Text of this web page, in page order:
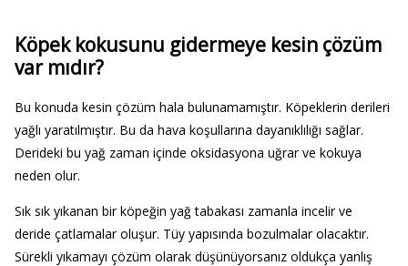
Köpek kokusunu gidermeye kesin çözüm
var mıdır?
Bu konuda kesin çözüm hala bulunamamıştır. Köpeklerin derileri
yağlı yaratılmıştır. Bu da hava koşullarına dayanıklılığı sağlar.
Derideki bu yağ zaman içinde oksidasyona uğrar ve kokuya
neden olur.
Sık sık yıkanan bir köpeğin yağ tabakası zamanla incelir ve
deride çatlamalar oluşur. Tüy yapısında bozulmalar olacaktır.
Sürekli yıkamayı çözüm olarak düşünüyorsanız oldukça yanlış